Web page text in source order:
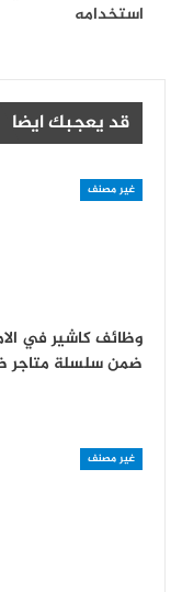
استخدامه
قد يعجبك ايضا
غير مصنف
وظائف كاشير في
ضمن سلسلة متاجر
غير مصنف